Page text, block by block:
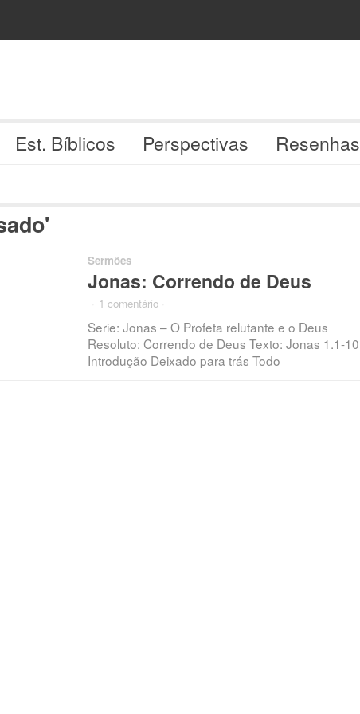
Est. Bíblicos Perspectivas Resenhas
Sermões
Jonas: Correndo de Deus
1 comentário
Serie: Jonas – O Profeta relutante e o Deus
Resoluto: Correndo de Deus Texto: Jonas 1.1-10
Introdução Deixado para trás Todo